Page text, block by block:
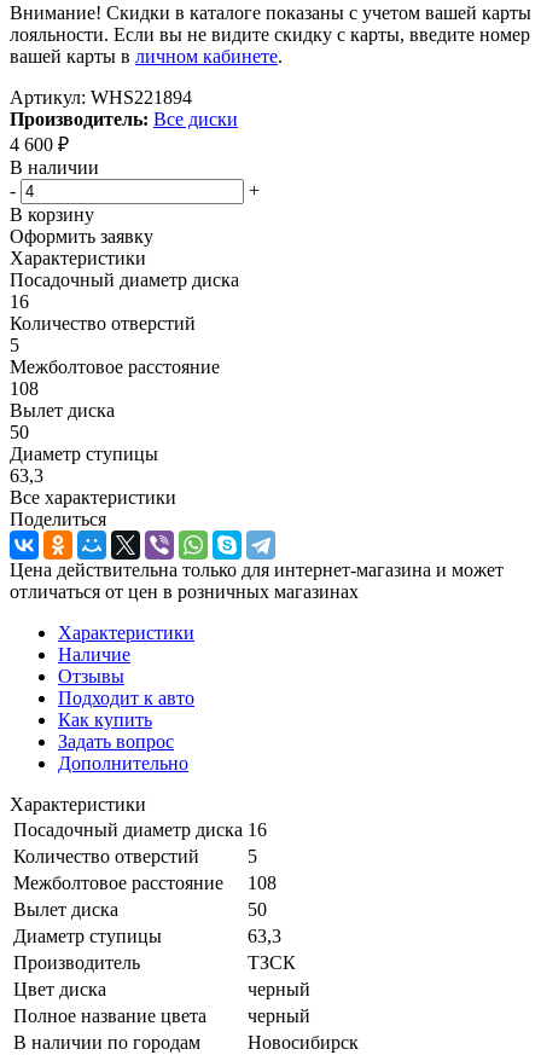
Внимание! Скидки в каталоге показаны с учетом вашей карты
лояльности. Если вы не видите скидку с карты, введите номер
вашей карты в личном кабинете.
Артикул: WHS221894
Производитель: Все диски
4 600 ₽
В наличии
-
+
В корзину
Оформить заявку
Характеристики
Посадочный диаметр диска
16
Количество отверстий
5
Межболтовое расстояние
108
Вылет диска
50
Диаметр ступицы
63,3
Все характеристики
Поделиться
Цена действительна только для интернет-магазина и может
отличаться от цен в розничных магазинах
Характеристики
Наличие
Отзывы
Подходит к авто
Как купить
Задать вопрос
Дополнительно
Характеристики
Посадочный диаметр диска 16
Количество отверстий
5
Межболтовое расстояние
108
Вылет диска
50
Диаметр ступицы
63,3
Производитель
ТЗСК
Цвет диска
черный
Полное название цвета
черный
В наличии по городам
Новосибирск